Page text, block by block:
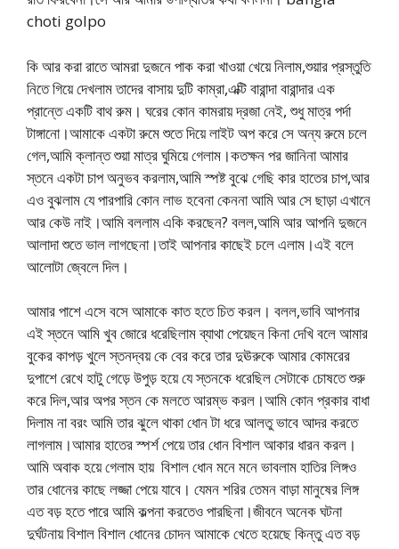
choti golpo
কি আর করা রাতে আমরা দুজনে পাক করা খাওয়া খেয়ে নিলাম,শুয়ার প্রস্তুতি
নিতে গিয়ে দেখলাম তাদের বাসায় দুটি কাম্রা,এক্টি বারান্দা বারান্দার এক
প্রান্তে একটি বাথ রুম। ঘরের কোন কামরায় দ্রজা নেই, শুধু মাত্র পর্দা
টাঙ্গানো।আমাকে একটা রুমে শুতে দিয়ে লাইট অপ করে সে অন্য রুমে চলে
গেল,আমি ক্লান্ত শুয়া মাত্র ঘুমিয়ে গেলাম।কতক্ষন পর জানিনা আমার
স্তনে একটা চাপ অনুভব করলাম,আমি স্পষ্ট বুঝে গেছি কার হাতের চাপ,আর
এও বুঝলাম যে পারপারি কোন লাভ হবেনা কেননা আমি আর সে ছাড়া এখানে
আর কেউ নাই।আমি বললাম একি করছেন? বলল,আমি আর আপনি দুজনে
আলাদা শুতে ভাল লাগছেনা।তাই আপনার কাছেই চলে এলাম।এই বলে
আলোটা জ্বেলে দিল।
আমার পাশে এসে বসে আমাকে কাত হতে চিত করল। বলল,ভাবি আপনার
এই স্তনে আমি খুব জোরে ধরেছিলাম ব্যাথা পেয়েছন কিনা দেখি বলে আমার
বুকের কাপড় খুলে স্তনদ্বয় কে বের করে তার দুঊরুকে আমার কোমরের
দুপাশে রেখে হাটু গেড়ে উপুড় হয়ে যে স্তনকে ধরেছিল সেটাকে চোষতে শুরু
করে দিল,আর অপর স্তন কে মলতে আরম্ভ করল।আমি কোন প্রকার বাধা
দিলাম না বরং আমি তার ঝুলে থাকা ধোন টা ধরে আলতু ভাবে আদর করতে
লাগলাম।আমার হাতের স্পর্শ পেয়ে তার ধোন বিশাল আকার ধারন করল।
আমি অবাক হয়ে গেলাম হায় বিশাল ধোন মনে মনে ভাবলাম হাতির লিঙ্গও
তার ধোনের কাছে লজ্জা পেয়ে যাবে। যেমন শরির তেমন বাড়া মানুষের লিঙ্গ
এত বড় হতে পারে আমি কল্পনা করতেও পারছিনা।জীবনে অনেক ঘটনা
দুর্ঘটনায় বিশাল বিশাল ধোনের চোদন আমাকে খেতে হয়েছে কিন্তু এত বড়